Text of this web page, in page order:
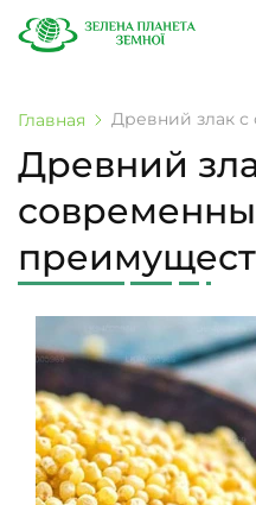
Главная Древний злак
Древний